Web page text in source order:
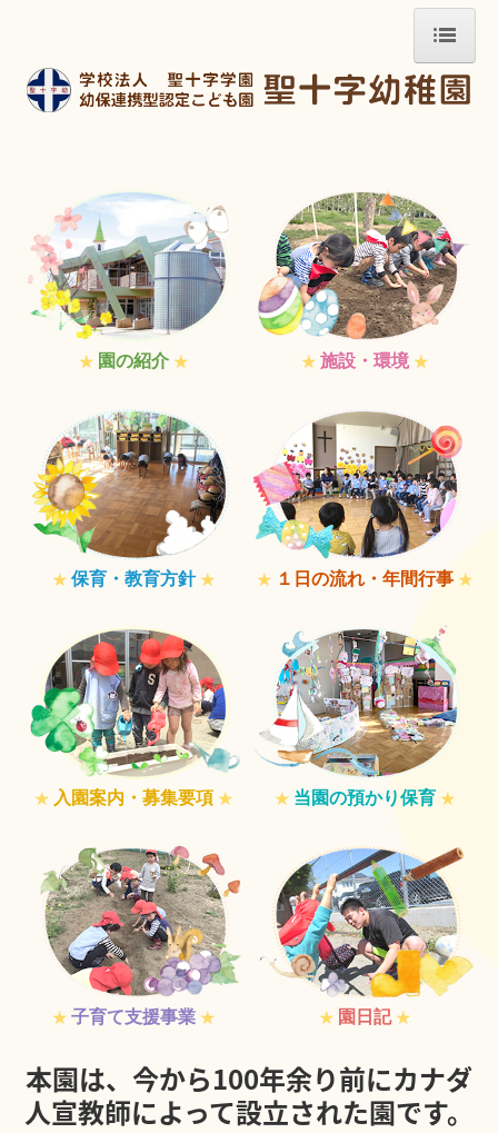
ホーム
施設・環境・保育ICT
アクセス
保育・教育方針
入園案内 募集要項
1日の流れ 年間行事 体操教室
園日記
リクルート・職員募集
★園の紹介 ★ ★ 施設・環境★
★保育・教育方針 ★ ★ １日の流れ・年間行事 ★
★入園案内・募集要項 ★ ★ 当園の預かり保育 ★
★ 子育て支援事業 ★ ★ 園日記★
本園は、今から100年余り前にカナダ
人宣教師によって設立された園です。